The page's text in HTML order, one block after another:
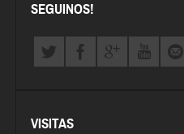
SEGUINOS!
VISITAS